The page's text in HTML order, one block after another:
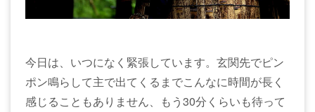
今日は、いつになく緊張しています。玄関先でピン
ポン鳴らして主で出てくるまでこんなに時間が長く
感じることもありません、もう30分くらいも待って